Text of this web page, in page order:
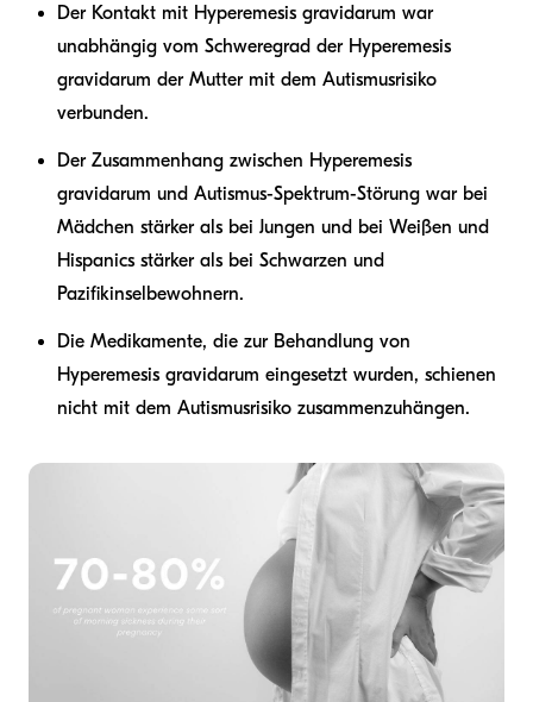
Der Kontakt mit Hyperemesis gravidarum war
unabhängig vom Schweregrad der Hyperemesis
gravidarum der Mutter mit dem Autismusrisiko
verbunden.
Der Zusammenhang zwischen Hyperemesis
gravidarum und Autismus-Spektrum-Störung war bei
Mädchen stärker als bei Jungen und bei Weißen und
Hispanics stärker als bei Schwarzen und
Pazifikinselbewohnern.
Die Medikamente, die zur Behandlung von
Hyperemesis gravidarum eingesetzt wurden, schienen
nicht mit dem Autismusrisiko zusammenzuhängen.